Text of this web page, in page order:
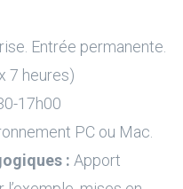
Entrée permanente.
7 heures)
17h00
PC ou Mac.
: Apport